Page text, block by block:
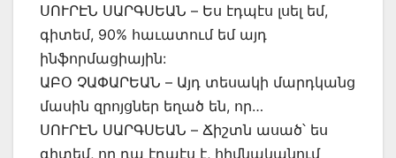
ՍՈՒՐԷՆ ՍԱՐԳՍԵԱՆ – Ես էդպէս լսել եմ,
գիտեմ, 90% հաւատում եմ այդ
ինֆորմացիային:
ԱԲՕ ՉԱՓԱՐԵԱՆ – Այդ տեսակի մարդկանց
մասին զրոյցներ եղած են, որ…
ՍՈՒՐԷՆ ՍԱՐԳՍԵԱՆ – Ճիշտն ասած՝ ես
գիտեմ, որ դա էդպէս է, հիմնականում